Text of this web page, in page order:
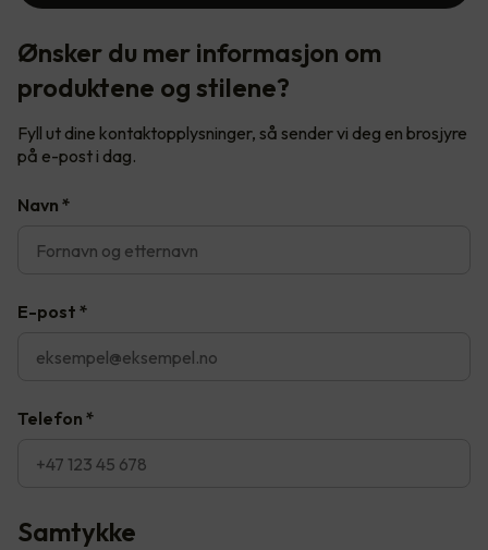
Ønsker du mer informasjon om
produktene og stilene?
Fyll ut dine kontaktopplysninger, så sender vi deg en brosjyre
på e-post i dag.
Navn *
E-post *
Telefon *
Samtykke